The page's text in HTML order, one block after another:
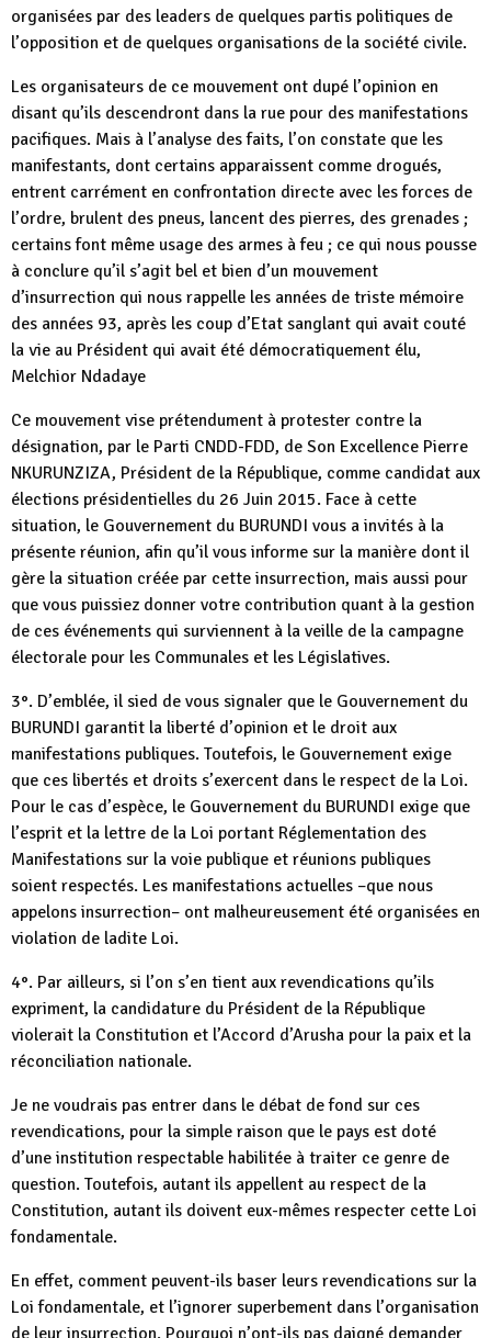
organisées par des leaders de quelques partis politiques de
l’opposition et de quelques organisations de la société civile.
Les organisateurs de ce mouvement ont dupé l’opinion en
disant qu’ils descendront dans la rue pour des manifestations
pacifiques. Mais à l’analyse des faits, l’on constate que les
manifestants, dont certains apparaissent comme drogués,
entrent carrément en confrontation directe avec les forces de
l’ordre, brulent des pneus, lancent des pierres, des grenades ;
certains font même usage des armes à feu ; ce qui nous pousse
à conclure qu’il s’agit bel et bien d’un mouvement
d’insurrection qui nous rappelle les années de triste mémoire
des années 93, après les coup d’Etat sanglant qui avait couté
la vie au Président qui avait été démocratiquement élu,
Melchior Ndadaye
Ce mouvement vise prétendument à protester contre la
désignation, par le Parti CNDD-FDD, de Son Excellence Pierre
NKURUNZIZA, Président de la République, comme candidat aux
élections présidentielles du 26 Juin 2015. Face à cette
situation, le Gouvernement du BURUNDI vous a invités à la
présente réunion, afin qu’il vous informe sur la manière dont il
gère la situation créée par cette insurrection, mais aussi pour
que vous puissiez donner votre contribution quant à la gestion
de ces événements qui surviennent à la veille de la campagne
électorale pour les Communales et les Législatives.
3°. D’emblée, il sied de vous signaler que le Gouvernement du
BURUNDI garantit la liberté d’opinion et le droit aux
manifestations publiques. Toutefois, le Gouvernement exige
que ces libertés et droits s’exercent dans le respect de la Loi.
Pour le cas d’espèce, le Gouvernement du BURUNDI exige que
l’esprit et la lettre de la Loi portant Réglementation des
Manifestations sur la voie publique et réunions publiques
soient respectés. Les manifestations actuelles –que nous
appelons insurrection– ont malheureusement été organisées en
violation de ladite Loi.
4°. Par ailleurs, si l’on s’en tient aux revendications qu’ils
expriment, la candidature du Président de la République
violerait la Constitution et l’Accord d’Arusha pour la paix et la
réconciliation nationale.
Je ne voudrais pas entrer dans le débat de fond sur ces
revendications, pour la simple raison que le pays est doté
d’une institution respectable habilitée à traiter ce genre de
question. Toutefois, autant ils appellent au respect de la
Constitution, autant ils doivent eux-mêmes respecter cette Loi
fondamentale.
En effet, comment peuvent-ils baser leurs revendications sur la
Loi fondamentale, et l’ignorer superbement dans l’organisation
de leur insurrection. Pourquoi n’ont-ils pas daigné demander